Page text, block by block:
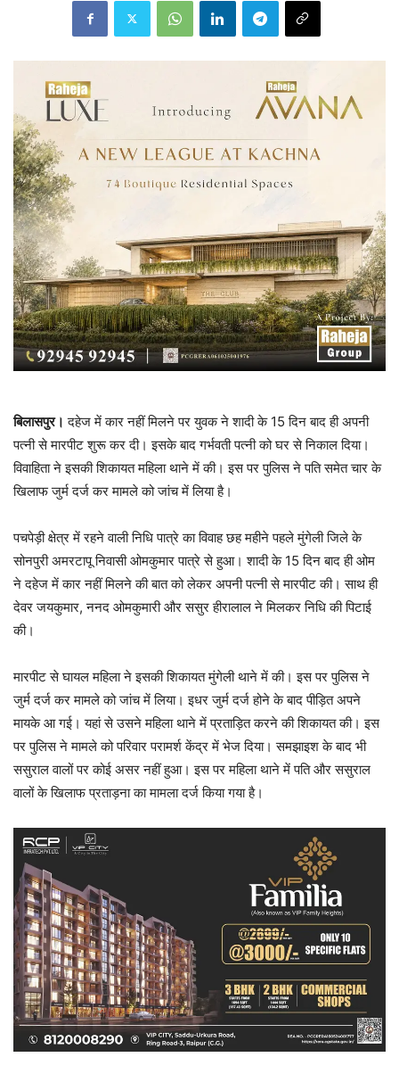
बिलासपुर। दहेज में कार नहीं मिलने पर युवक ने शादी के 15 दिन बाद ही अपनी
पत्नी से मारपीट शुरू कर दी। इसके बाद गर्भवती पत्नी को घर से निकाल दिया।
विवाहिता ने इसकी शिकायत महिला थाने में की। इस पर पुलिस ने पति समेत चार के
खिलाफ जुर्म दर्ज कर मामले को जांच में लिया है।
पचपेड़ी क्षेत्र में रहने वाली निधि पात्रे का विवाह छह महीने पहले मुंगेली जिले के
सोनपुरी अमरटापू निवासी ओमकुमार पात्रे से हुआ। शादी के 15 दिन बाद ही ओम
ने दहेज में कार नहीं मिलने की बात को लेकर अपनी पत्नी से मारपीट की। साथ ही
देवर जयकुमार, ननद ओमकुमारी और ससुर हीरालाल ने मिलकर निधि की पिटाई
की।
मारपीट से घायल महिला ने इसकी शिकायत मुंगेली थाने में की। इस पर पुलिस ने
जुर्म दर्ज कर मामले को जांच में लिया। इधर जुर्म दर्ज होने के बाद पीड़ित अपने
मायके आ गई। यहां से उसने महिला थाने में प्रताड़ित करने की शिकायत की। इस
पर पुलिस ने मामले को परिवार परामर्श केंद्र में भेज दिया। समझाइश के बाद भी
ससुराल वालों पर कोई असर नहीं हुआ। इस पर महिला थाने में पति और ससुराल
वालों के खिलाफ प्रताड़ना का मामला दर्ज किया गया है।